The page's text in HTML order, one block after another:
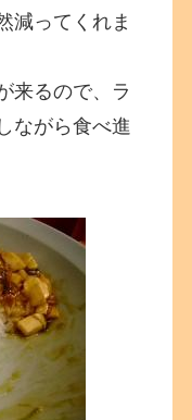
減ってくれま
来るので、ラ
ながら食べ進